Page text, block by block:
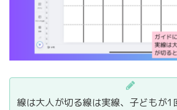
線は大人が切る線は実線、子どもが1